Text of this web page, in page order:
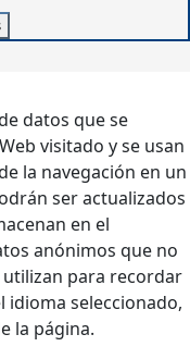
datos que se
visitado y se usan
la navegación en un
ser actualizados
en el
anónimos que no
para recordar
idioma seleccionado,
la página.